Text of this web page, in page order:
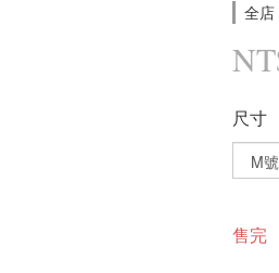
全店
尺寸
售完